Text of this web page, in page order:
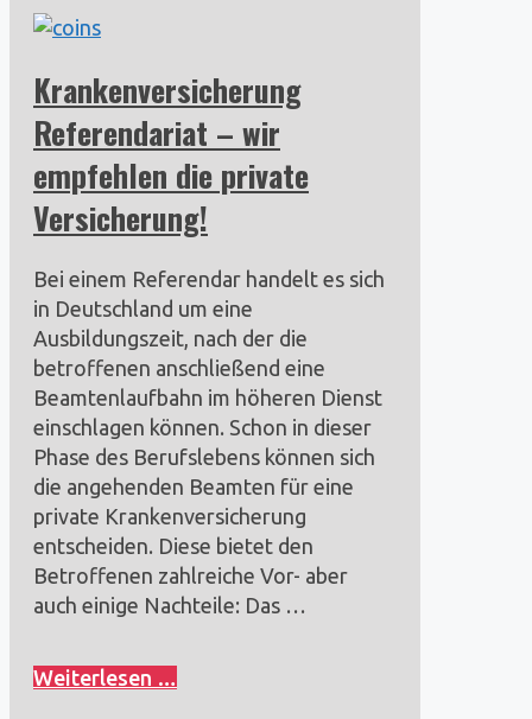
Krankenversicherung
Referendariat – wir
empfehlen die private
Versicherung!
Bei einem Referendar handelt es sich
in Deutschland um eine
Ausbildungszeit, nach der die
betroffenen anschließend eine
Beamtenlaufbahn im höheren Dienst
einschlagen können. Schon in dieser
Phase des Berufslebens können sich
die angehenden Beamten für eine
private Krankenversicherung
entscheiden. Diese bietet den
Betroffenen zahlreiche Vor- aber
auch einige Nachteile: Das …
Weiterlesen …